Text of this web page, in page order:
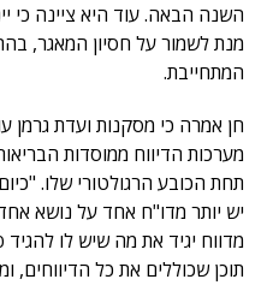
השנה הבאה. עוד היא ציינה כי
מנת לשמור על חסיון המאגר,
המתחייבת.
חן אמרה כי מסקנות ועדת גרמן
מערכות הדיווח ממוסדות
תחת הכובע הרגולטורי שלו.
יש יותר מדו"ח אחד על נושא
מדווח יגיד את מה שיש לו
תוכן שכוללים את כל הדיווחים,